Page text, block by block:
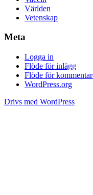
Världen
Vetenskap
Meta
Logga in
Flöde för inlägg
Flöde för
WordPress.org
Drivs med WordPress